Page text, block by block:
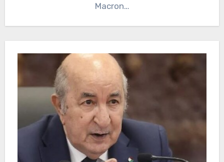
Macron…